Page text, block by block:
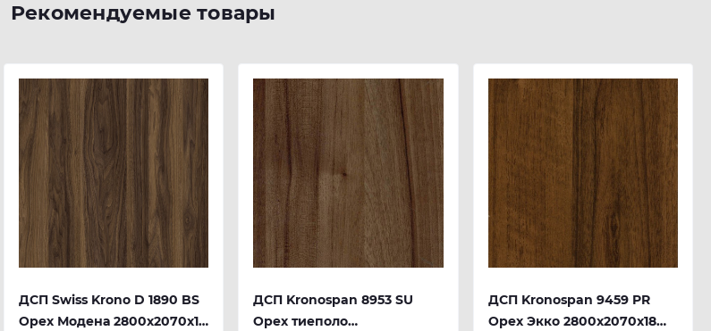
Рекомендуемые товары
ДСП Swiss Krono D 1890 BS
Орех Модена 2800х2070х18
ДСП Kronospan 8953 SU
Орех тиеполо
ДСП Kronospan 9459 PR
Орех Экко 2800x2070x18